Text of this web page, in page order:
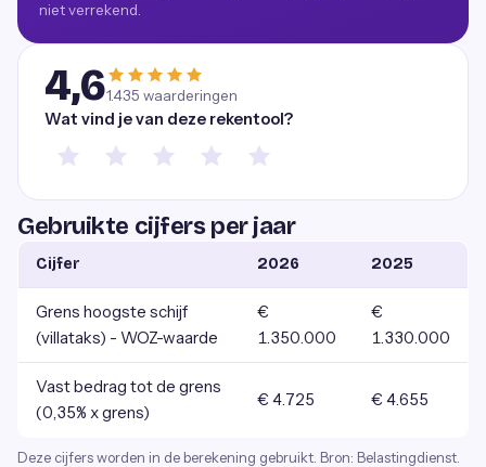
niet verrekend.
4,61.435 waarderingen
Wat vind je van deze rekentool?
Gebruikte cijfers per jaar
Cijfer 2026 2025
Grens hoogste schijf
(villataks) - WOZ-waarde
€
1.350.000
€
1.330.000
Vast bedrag tot de grens
(0,35% x grens)
€ 4.725 € 4.655
Deze cijfers worden in de berekening gebruikt. Bron: Belastingdienst.